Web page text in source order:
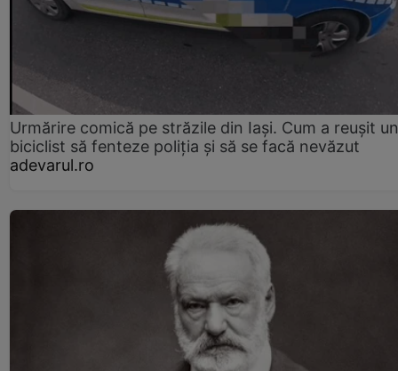
Urmărire comică pe străzile din Iași. Cum a reușit un
biciclist să fenteze poliția și să se facă nevăzut
adevarul.ro